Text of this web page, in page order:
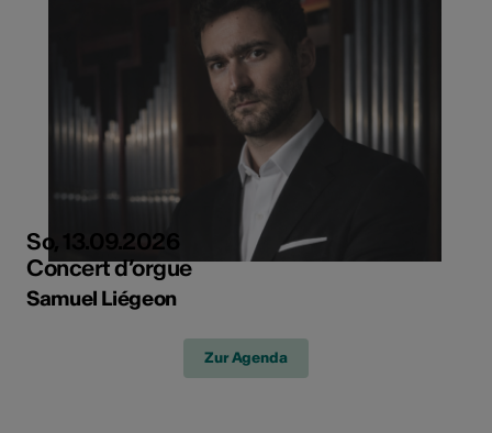
So, 13.09.2026
Concert d’orgue
Samuel Liégeon
Zur Agenda